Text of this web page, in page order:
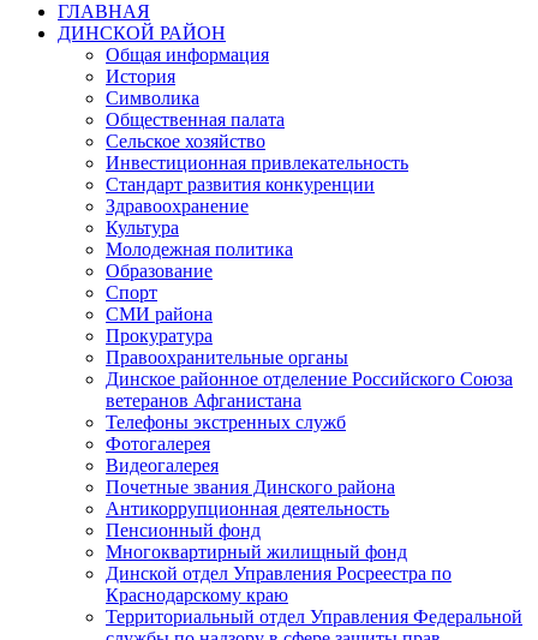
ГЛАВНАЯ
ДИНСКОЙ РАЙОН
Общая информация
История
Символика
Общественная палата
Сельское хозяйство
Инвестиционная привлекательность
Стандарт развития конкуренции
Здравоохранение
Культура
Молодежная политика
Образование
Спорт
СМИ района
Прокуратура
Правоохранительные органы
Динское районное отделение Российского Союза
ветеранов Афганистана
Телефоны экстренных служб
Фотогалерея
Видеогалерея
Почетные звания Динского района
Антикоррупционная деятельность
Пенсионный фонд
Многоквартирный жилищный фонд
Динской отдел Управления Росреестра по
Краснодарскому краю
Территориальный отдел Управления Федеральной